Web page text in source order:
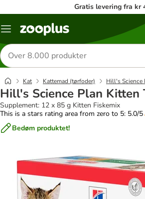
Gratis levering fra kr
Menu
Søg
efter
produkter
Kat Kattemad (tørfoder) Hill's Science
Hill's Science Plan Kitten
Supplement: 12 x 85 g Kitten Fiskemix
This is a stars rating area from zero to 5: 5.0/5
Bedøm produktet!